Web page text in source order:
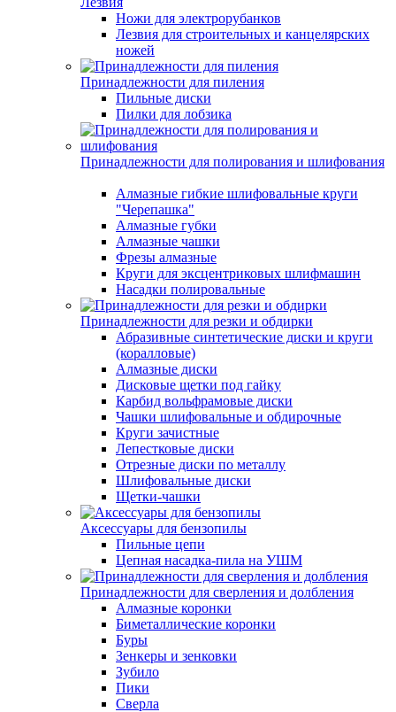
Ножи для электрорубанков
Лезвия для строительных и канцелярских
ножей
Принадлежности для пиления
Пильные диски
Пилки для лобзика
Принадлежности для полирования и шлифования
Алмазные гибкие шлифовальные круги
"Черепашка"
Алмазные губки
Алмазные чашки
Фрезы алмазные
Круги для эксцентриковых шлифмашин
Насадки полировальные
Принадлежности для резки и обдирки
Абразивные синтетические диски и круги
(коралловые)
Алмазные диски
Дисковые щетки под гайку
Карбид вольфрамовые диски
Чашки шлифовальные и обдирочные
Круги зачистные
Лепестковые диски
Отрезные диски по металлу
Шлифовальные диски
Щетки-чашки
Аксессуары для бензопилы
Пильные цепи
Цепная насадка-пила на УШМ
Принадлежности для сверления и долбления
Алмазные коронки
Биметаллические коронки
Буры
Зенкеры и зенковки
Зубило
Пики
Сверла